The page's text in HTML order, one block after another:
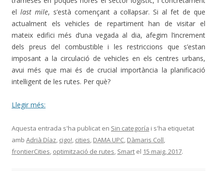
el last mile, s’està començant a col·lapsar.Si al fet de que
actualment els vehicles de repartiment han de visitar el
mateix edifici més d’una vegada al dia, afegim l’increment
dels preus del combustible i les restriccions que s’estan
imposant a la circulació de vehicles en els centres urbans,
avui més que mai és de crucial importància la planificació
intel·ligent de les rutes. Per què?
Llegir més:
Aquesta entrada s'ha publicat en Sin categoría i s'ha etiquetat
amb Adrià Díaz, cigo!, cities, DAMA UPC, Dàmaris Coll,
frontierCities, optimització de rutes, Smart el 15 maig, 2017.